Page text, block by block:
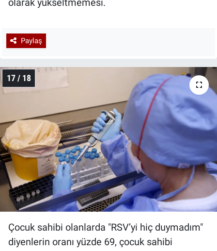
Paylaş
17 / 18
Çocuk sahibi olanlarda "RSV’yi hiç duymadım"
diyenlerin oranı yüzde 69, çocuk sahibi